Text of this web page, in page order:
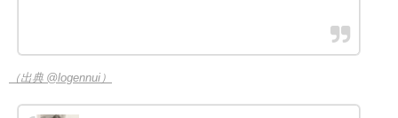
（出典 @logennui）